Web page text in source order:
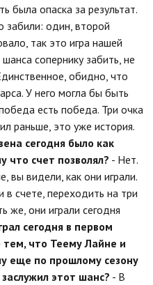
была опаска за результат.
забили: один, второй
так это игра нашей
сопернику забить, не
обидно, что
У него могла бы быть
есть победа. Три очка
раньше, это уже история.
сегодня было как
что счет позволял? - Нет.
вы видели, как они играли.
счете, переходить на три
же, они играли сегодня
сегодня в первом
тем, что Теему Лайне и
еще по прошлому сезону
этот шанс? - В